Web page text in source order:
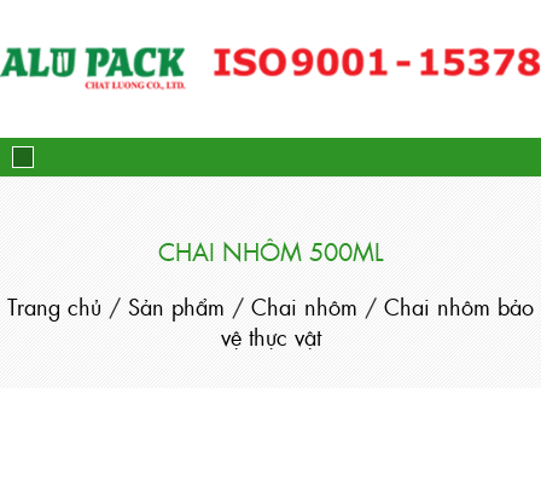
CHAI NHÔM 500ML
Trang chủ / Sản phẩm / Chai nhôm / Chai nhôm bảo
vệ thực vật